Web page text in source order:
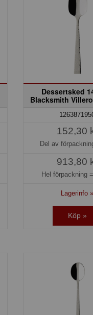
Dessertsked
Blacksmith
152,30
Del av
913,80
Hel förpackning
Lagerinfo »
Köp »